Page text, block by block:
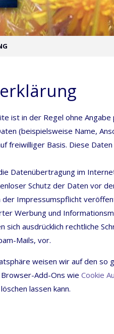
ist in der Regel ohne
(bei­spiels­wei­se Name,
frei­wil­li­ger Basis. Die­se
Daten­über­tra­gung im
Schutz der Daten vor
der Impres­sums­pflicht
Wer­bung und
sich aus­drück­lich recht­li­che
Mails, vor.
wei­sen wir auf den
Add-Ons wie Coo­kie
las­sen kann.